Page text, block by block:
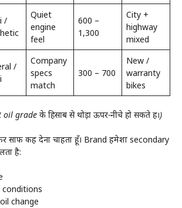
/
Quiet
engine
feel
₹600 –
₹1,300
City +
highway
mixed
/
Company
specs
match
₹300 – ₹700
New /
warranty
bikes
grade के हिसाब से थोड़ा ऊपर-नीचे हो सकते हैं।)
साफ कह देना चाहता हूँ। Brand हमेशा secondary
है:
change